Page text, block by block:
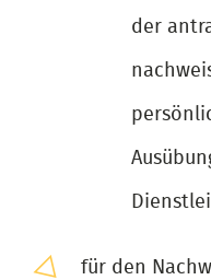
der
für den